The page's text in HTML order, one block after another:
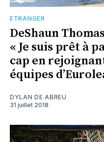
ETRANGER
DeShaun
« Je suis prêt à
cap en
équipes
DYLAN DE ABREU
31 juillet 2018